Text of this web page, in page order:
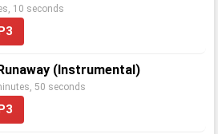
10 seconds
(Instrumental)
50 seconds